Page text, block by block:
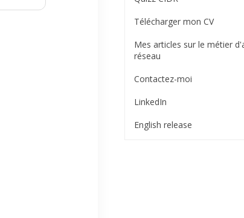
Télécharger mon CV
Mes articles sur le métier
réseau
Contactez-moi
LinkedIn
English release